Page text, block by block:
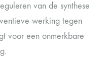
van de synthese
werking tegen
voor een onmerkbare